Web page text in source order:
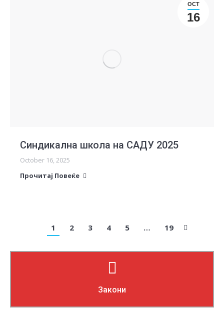
OCT
16
Синдикална школа на САДУ 2025
October 16, 2025
Прочитај Повеќе
1 2 3 4 5 … 19
Закони
Прочитај повеќе